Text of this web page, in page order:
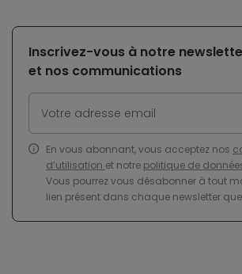
Inscrivez-vous à notre
et nos communications
En vous abonnant, vous acceptez nos
d’utilisation et notre politique de
Vous pourrez vous désabonner à tout
lien présent dans chaque newsletter